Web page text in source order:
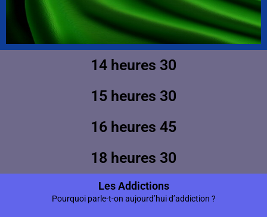
14 heures 30
15 heures 30
16 heures 45
18 heures 30
Les Addictions
Pourquoi parle-t-on aujourd’hui d’addiction ?